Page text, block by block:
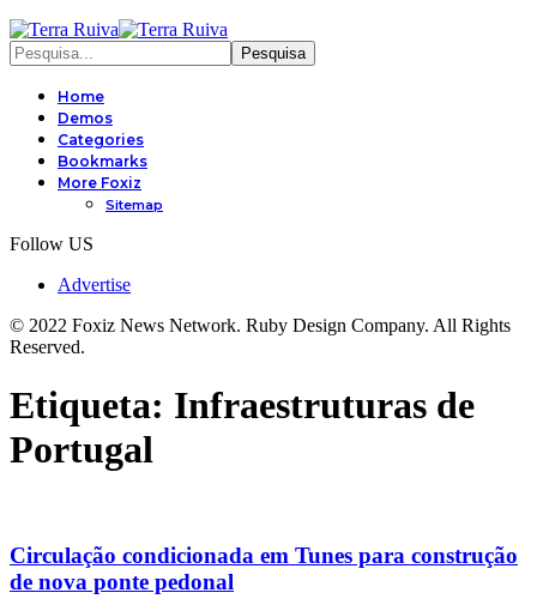
Home
Demos
Categories
Bookmarks
More Foxiz
Sitemap
Follow US
Advertise
© 2022 Foxiz News Network. Ruby Design Company. All Rights
Reserved.
Etiqueta: Infraestruturas de
Portugal
Circulação condicionada em Tunes para construção
de nova ponte pedonal